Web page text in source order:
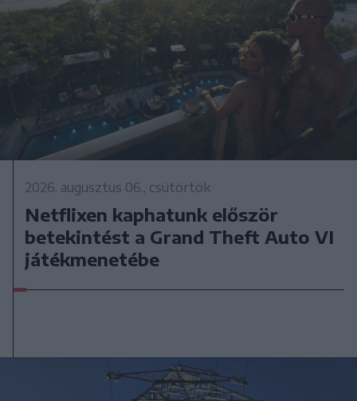
2026. augusztus 06., csütörtök
Netflixen kaphatunk először
betekintést a Grand Theft Auto VI
játékmenetébe